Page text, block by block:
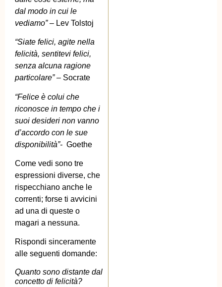
dal modo in cui le
vediamo”– Lev Tolstoj
“Siate felici, agite nella
felicità, sentitevi felici,
senza alcuna ragione
particolare”– Socrate
“Felice è colui che
riconosce in tempo che i
suoi desideri non vanno
d’accordo con le sue
disponibilità”- Goethe
Come vedi sono tre
espressioni diverse, che
rispecchiano anche le
correnti; forse ti avvicini
ad una di queste o
magari a nessuna.
Rispondi sinceramente
alle seguenti domande:
Quanto sono distante dal
concetto di felicità?